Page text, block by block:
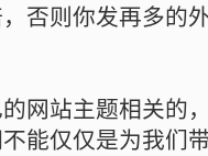
否则你发再多的
网站主题相关的
能仅仅是为我们